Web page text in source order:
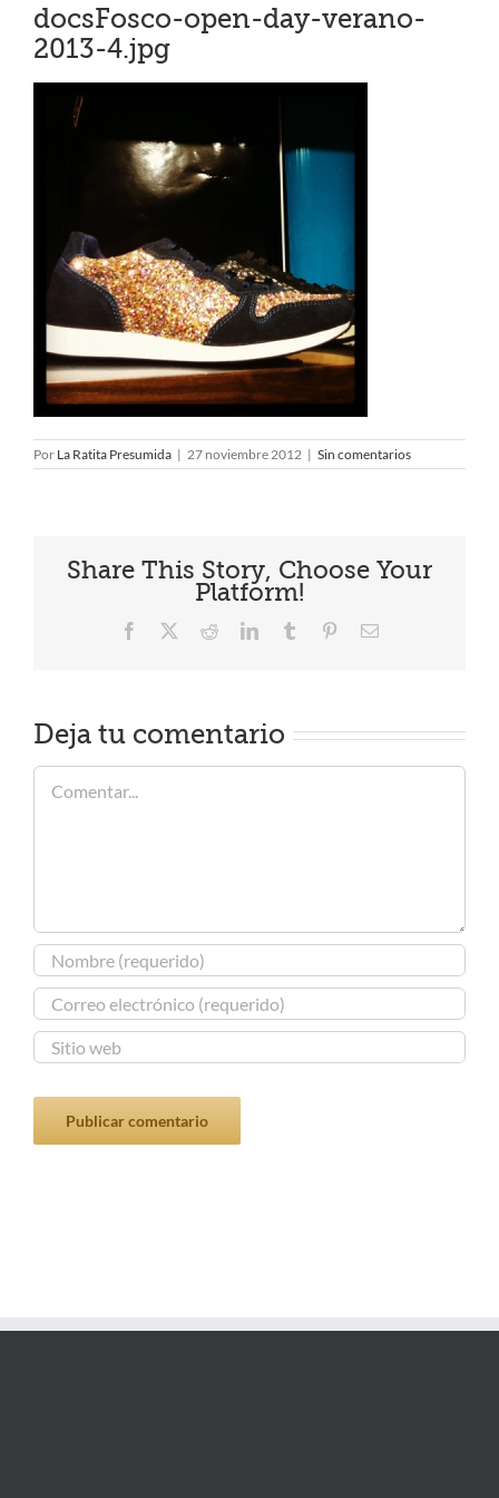
docsFosco-open-day-verano-
2013-4.jpg
Por La Ratita Presumida | 27 noviembre 2012 | Sin comentarios
Share This Story, Choose Your
Platform!
Facebook RedditLinkedInTumblr PinterestCorreo
Deja tu comentario
Comentar